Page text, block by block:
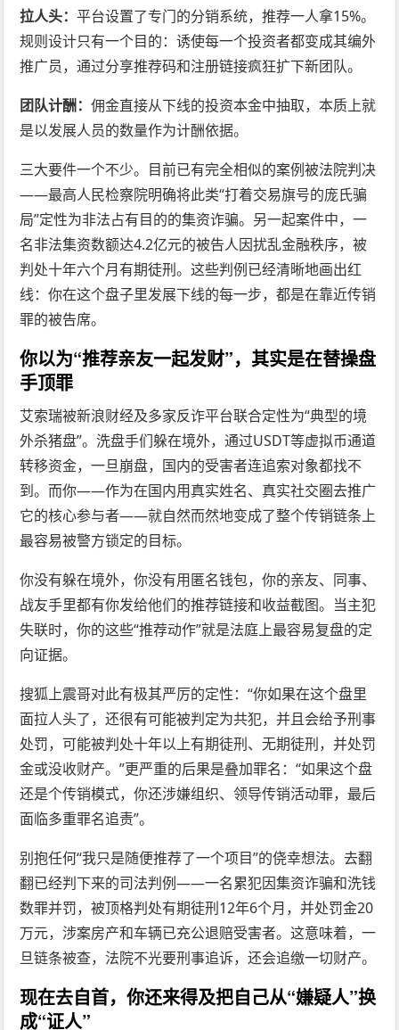
拉人头：平台设置了专门的分销系统，推荐一人拿15%。
规则设计只有一个目的：诱使每一个投资者都变成其编外
推广员，通过分享推荐码和注册链接疯狂扩下新团队。
团队计酬：佣金直接从下线的投资本金中抽取，本质上就
是以发展人员的数量作为计酬依据。
三大要件一个不少。目前已有完全相似的案例被法院判决
——最高人民检察院明确将此类“打着交易旗号的庞氏骗
局”定性为非法占有目的的集资诈骗。另一起案件中，一
名非法集资数额达4.2亿元的被告人因扰乱金融秩序，被
判处十年六个月有期徒刑。这些判例已经清晰地画出红
线：你在这个盘子里发展下线的每一步，都是在靠近传销
罪的被告席。
你以为“推荐亲友一起发财”，其实是在替操盘
手顶罪
艾索瑞被新浪财经及多家反诈平台联合定性为“典型的境
外杀猪盘”。洗盘手们躲在境外，通过USDT等虚拟币通道
转移资金，一旦崩盘，国内的受害者连追索对象都找不
到。而你——作为在国内用真实姓名、真实社交圈去推广
它的核心参与者——就自然而然地变成了整个传销链条上
最容易被警方锁定的目标。
你没有躲在境外，你没有用匿名钱包，你的亲友、同事、
战友手里都有你发给他们的推荐链接和收益截图。当主犯
失联时，你的这些“推荐动作”就是法庭上最容易复盘的定
向证据。
搜狐上震哥对此有极其严厉的定性：“你如果在这个盘里
面拉人头了，还很有可能被判定为共犯，并且会给予刑事
处罚，可能被判处十年以上有期徒刑、无期徒刑，并处罚
金或没收财产。”更严重的后果是叠加罪名：“如果这个盘
还是个传销模式，你还涉嫌组织、领导传销活动罪，最后
面临多重罪名追责”。
别抱任何“我只是随便推荐了一个项目”的侥幸想法。去翻
翻已经判下来的司法判例——一名累犯因集资诈骗和洗钱
数罪并罚，被顶格判处有期徒刑12年6个月，并处罚金20
万元，涉案房产和车辆已充公退赔受害者。这意味着，一
旦链条被查，法院不光要刑事追诉，还会追缴一切财产。
现在去自首，你还来得及把自己从“嫌疑人”换
成“证人”